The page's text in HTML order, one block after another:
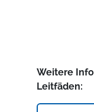
Weitere
Leitfäden: